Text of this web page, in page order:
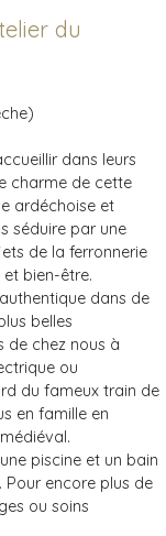
du
dans leurs
charme de cette
ardéchoise et
séduire par une
de la ferronnerie
bien-être.
dans de
belles
de chez nous à
ou
du fameux train de
en famille en
piscine et un bain
encore plus de
ou soins